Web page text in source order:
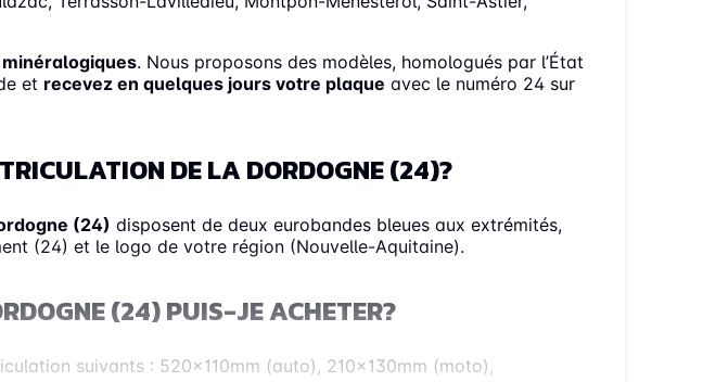
. Nous proposons des modèles, homologués par l’État
et recevez en quelques jours votre plaque avec le numéro 24 sur
DE LA DORDOGNE (24)?
(24) disposent de deux eurobandes bleues aux extrémités,
(24) et le logo de votre région (Nouvelle-Aquitaine).
(24) PUIS-JE ACHETER?
suivants : 520x110mm (auto), 210x130mm (moto),